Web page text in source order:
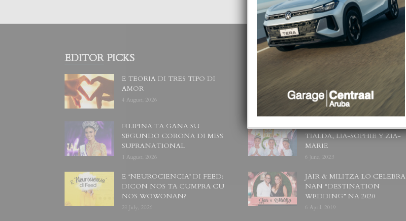
EDITOR PICKS
E TEORIA DI TRES TIPO DI
AMOR
4 August, 2026
FILIPINA TA GANA SU
SEGUNDO CORONA DI MISS
SUPRANATIONAL
1 August, 2026
E ‘NEUROCIENCIA’ DI FEED:
DICON NOS TA CUMPRA CU
NOS WOWONAN?
29 July, 2026
POPULAR POSTS
BODA MANSUR
3 December, 2019
UN DIA INOLVIDABEL PA
TIALDA, LIA-SOPHIE Y ZIA-
MARIE
6 June, 2023
JAIR & MILITZA LO CELEBRA
NAN “DESTINATION
WEDDING” NA 2020
6 April, 2019